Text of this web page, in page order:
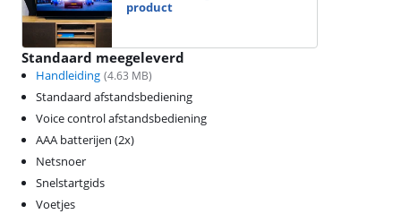
product
Standaard meegeleverd
Handleiding (4.63 MB)
Standaard afstandsbediening
Voice control afstandsbediening
AAA batterijen (2x)
Netsnoer
Snelstartgids
Voetjes